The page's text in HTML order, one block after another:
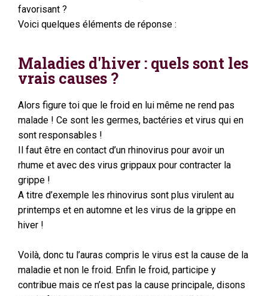
favorisant ?
Voici quelques éléments de réponse :
Maladies d'hiver : quels sont les
vrais causes ?
Alors figure toi que le froid en lui même ne rend pas
malade ! Ce sont les germes, bactéries et virus qui en
sont responsables !
Il faut être en contact d’un rhinovirus pour avoir un
rhume et avec des virus grippaux pour contracter la
grippe !
A titre d’exemple les rhinovirus sont plus virulent au
printemps et en automne et les virus de la grippe en
hiver !
Voilà, donc tu l’auras compris le virus est la cause de la
maladie et non le froid. Enfin le froid, participe y
contribue mais ce n’est pas la cause principale, disons